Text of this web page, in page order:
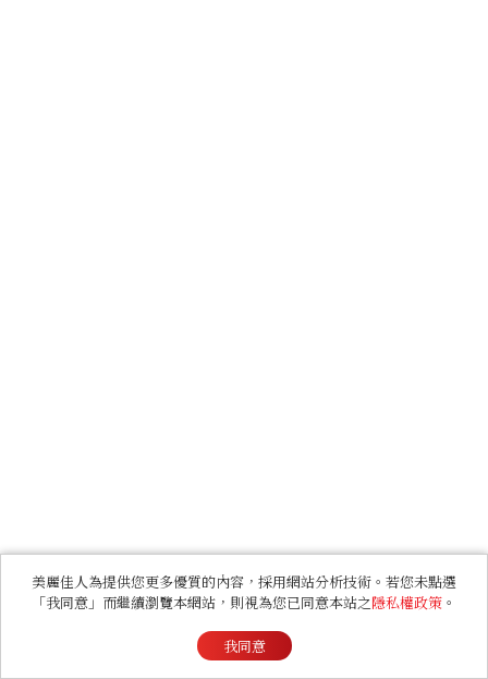
美麗佳人為提供您更多優質的內容，採用網站分析技術。若您未點選
「我同意」而繼續瀏覽本網站，則視為您已同意本站之隱私權政策 。
我同意